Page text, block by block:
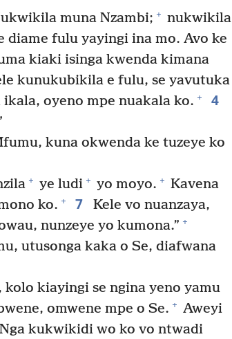
muna Nzambi; + nukwikila
diame fulu yayingi ina mo. Avo ke
kiaki isinga kwenda kimana
kunukubikila e fulu, se yavutuka
oyeno mpe nuakala ko. + 4
kuna okwenda ke tuzeye ko
+ ye ludi + yo moyo. + Kavena
ko. + 7
Kele vo nuanzaya,
nunzeye yo kumona.” +
utusonga kaka o Se, diafwana
kolo kiayingi se ngina yeno yamu
omwene mpe o Se. + Aweyi
Nga kukwikidi wo ko vo ntwadi